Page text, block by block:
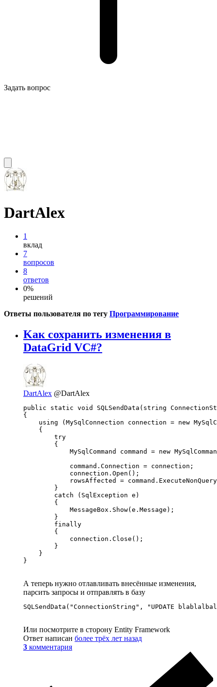
Задать вопрос
DartAlex
1
вклад
7
вопросов
8
ответов
0%
решений
Ответы пользователя по тегу Программирование
Kак сохранить изменения в
DataGrid VC#?
DartAlex @DartAlex
public static void SQLSendData(string
{
using (MySqlConnection connection = new
    {
        try
        {
MySqlCommand command = new
            command.Connection = connection;
            connection.Open();
rowsAffected =
        }
        catch (SqlException e)
        {
            MessageBox.Show(e.Message);
        }
        finally
        {
            connection.Close();
        }
    }
}
А теперь нужно отлавливать внесённые изменения,
парсить запросы и отправлять в базу
SQLSendData("ConnectionString", "UPDATE
Или посмотрите в сторону Entity Framework
Ответ написан более трёх лет назад
3 комментария